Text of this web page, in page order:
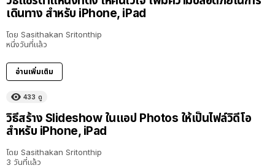
เดินทาง สำหรับ iPhone, iPad
โดย Sasithakan Sritonthip
หนึ่งวันที่แล้ว
อ่านเพิ่มเติม
433 ดู
วิธีสร้าง Slideshow ในแอป Photos ให้เป็นไฟล์วิดีโอ
สำหรับ iPhone, iPad
โดย Sasithakan Sritonthip
3 วันที่แล้ว